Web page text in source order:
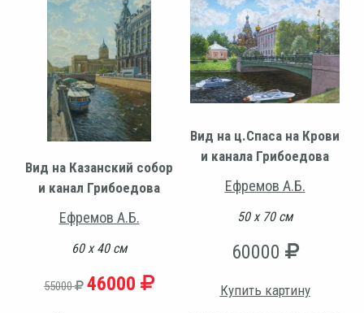
Вид на Казанский собор
и канал Грибоедова
Ефремов А.Б.
60 х 40 см
55000 46000
Вид на ц.Спаса на Крови
и канала Грибоедова
Ефремов А.Б.
50 х 70 см
60000
Купить картину